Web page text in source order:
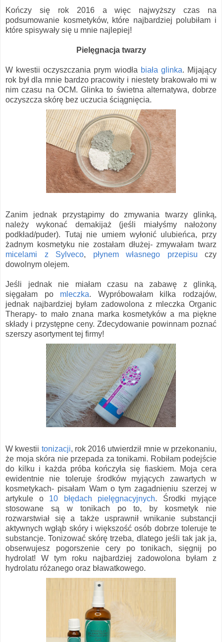
Kończy się rok 2016 a więc najwyższy czas na
podsumowanie kosmetyków, które najbardziej polubiłam i
które spisywały się u mnie najlepiej!
Pielęgnacja twarzy
W kwestii oczyszczania prym wiodła biała glinka. Mijający
rok był dla mnie bardzo pracowity i niestety brakowało mi w
nim czasu na OCM. Glinka to świetna alternatywa, dobrze
oczyszcza skórę bez uczucia ściągnięcia.
Zanim jednak przystąpimy do zmywania twarzy glinką,
należy wykonać demakijaż (jeśli miałyśmy nałożony
podkład/puder). Tutaj nie umiem wyłonić ulubieńca, przy
żadnym kosmetyku nie zostałam dłużej- zmywałam twarz
micelami z Sylveco, płynem własnego przepisu czy
dowolnym olejem.
Jeśli jednak nie miałam czasu na zabawę z glinką,
sięgałam po mleczka. Wypróbowałam kilka rodzajów,
jednak najbardziej byłam zadowolona z mleczka Organic
Therapy- to mało znana marka kosmetyków a ma piękne
składy i przystępne ceny. Zdecydowanie powinnam poznać
szerszy asortyment tej firmy!
W kwestii tonizacji, rok 2016 utwierdził mnie w przekonaniu,
że moja skóra nie przepada za tonikami. Robiłam podejście
do kilku i każda próba kończyła się fiaskiem. Moja cera
ewidentnie nie toleruje środków myjących zawartych w
kosmetykach- pisałam Wam o tym zagadnieniu szerzej w
artykule o 10 błędach pielęgnacyjnych. Środki myjące
stosowane są w tonikach po to, by kosmetyk nie
rozwarstwiał się a także usprawnił wnikanie substancji
aktywnych wgłąb skóry i większość osób dobrze toleruje te
substancje. Tonizować skórę trzeba, dlatego jeśli tak jak ja,
obserwujesz pogorszenie cery po tonikach, sięgnij po
hydrolat! W tym roku najbardziej zadowolona byłam z
hydrolatu różanego oraz bławatkowego.